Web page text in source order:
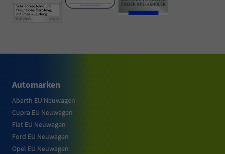
Automarken
Abarth EU Neuwagen
Cupra EU Neuwagen
Fiat EU Neuwagen
Ford EU Neuwagen
Opel EU Neuwagen